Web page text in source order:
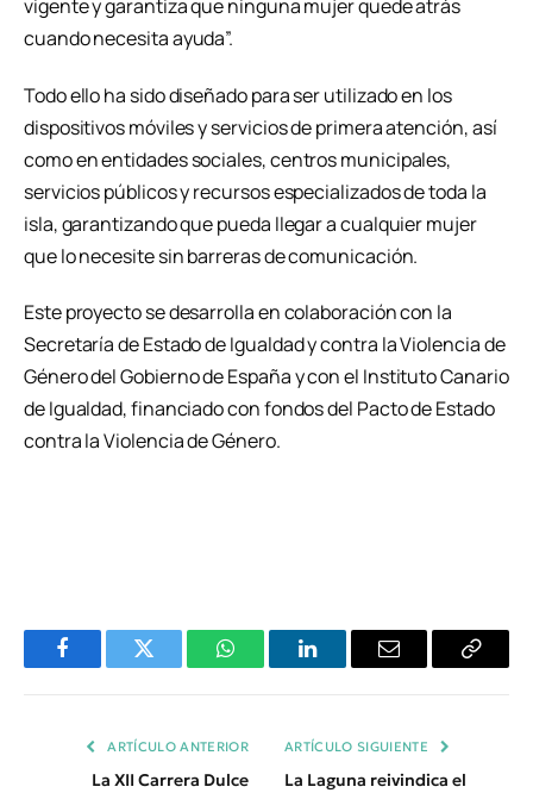
vigente y garantiza que ninguna mujer quede atrás
cuando necesita ayuda”.
Todo ello ha sido diseñado para ser utilizado en los
dispositivos móviles y servicios de primera atención, así
como en entidades sociales, centros municipales,
servicios públicos y recursos especializados de toda la
isla, garantizando que pueda llegar a cualquier mujer
que lo necesite sin barreras de comunicación.
Este proyecto se desarrolla en colaboración con la
Secretaría de Estado de Igualdad y contra la Violencia de
Género del Gobierno de España y con el Instituto Canario
de Igualdad, financiado con fondos del Pacto de Estado
contra la Violencia de Género.
FacebookTwitter WhatsAppLinkedInEmail
Copiar
ARTÍCULO ANTERIOR
La XII Carrera Dulce
ARTÍCULO SIGUIENTE
La Laguna reivindica el